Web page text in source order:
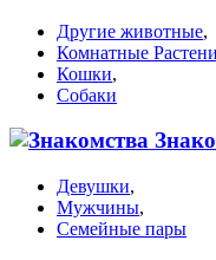
Другие животные,
Комнатные
Кошки,
Собаки
Девушки,
Мужчины,
Семейные пары